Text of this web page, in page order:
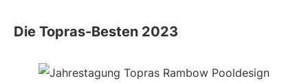
Die Topras-Besten 2023